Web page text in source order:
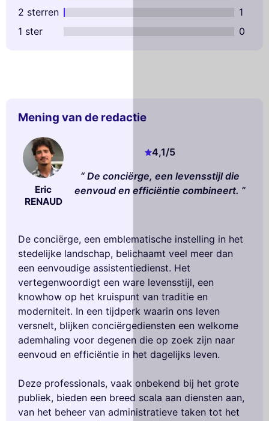
2 sterren
1
1 ster
0
Mening van de redactie
Eric
RENAUD
4,1/5
De conciërge, een levensstijl die
eenvoud en efficiëntie combineert.
De conciërge, een emblematische instelling in het
stedelijke landschap, belichaamt veel meer dan
een eenvoudige assistentiedienst. Het
vertegenwoordigt een ware levensstijl, een
knowhow op het kruispunt van traditie en
moderniteit. In een tijdperk waarin ons leven
versnelt, blijken conciërgediensten een welkome
ademhaling voor degenen die op zoek zijn naar
eenvoud en efficiëntie in het dagelijks leven.
Deze professionals, vaak onbekend bij het grote
publiek, bieden een breed scala aan diensten aan,
van het beheer van administratieve taken tot het